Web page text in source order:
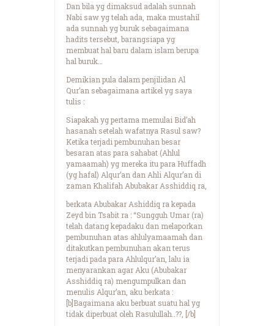
Dan bila yg dimaksud adalah sunnah
Nabi saw yg telah ada, maka mustahil
ada sunnah yg buruk sebagaimana
hadits tersebut, barangsiapa yg
membuat hal baru dalam islam berupa
hal buruk…
Demikian pula dalam penjilidan Al
Qur’an sebagaimana artikel yg saya
tulis :
Siapakah yg pertama memulai Bid’ah
hasanah setelah wafatnya Rasul saw?
Ketika terjadi pembunuhan besar
besaran atas para sahabat (Ahlul
yamaamah) yg mereka itu para Huffadh
(yg hafal) Alqur’an dan Ahli Alqur’an di
zaman Khalifah Abubakar Asshiddiq ra,
berkata Abubakar Ashiddiq ra kepada
Zeyd bin Tsabit ra : “Sungguh Umar (ra)
telah datang kepadaku dan melaporkan
pembunuhan atas ahlulyamaamah dan
ditakutkan pembunuhan akan terus
terjadi pada para Ahlulqur’an, lalu ia
menyarankan agar Aku (Abubakar
Asshiddiq ra) mengumpulkan dan
menulis Alqur’an, aku berkata :
[b]Bagaimana aku berbuat suatu hal yg
tidak diperbuat oleh Rasulullah..??, [/b]